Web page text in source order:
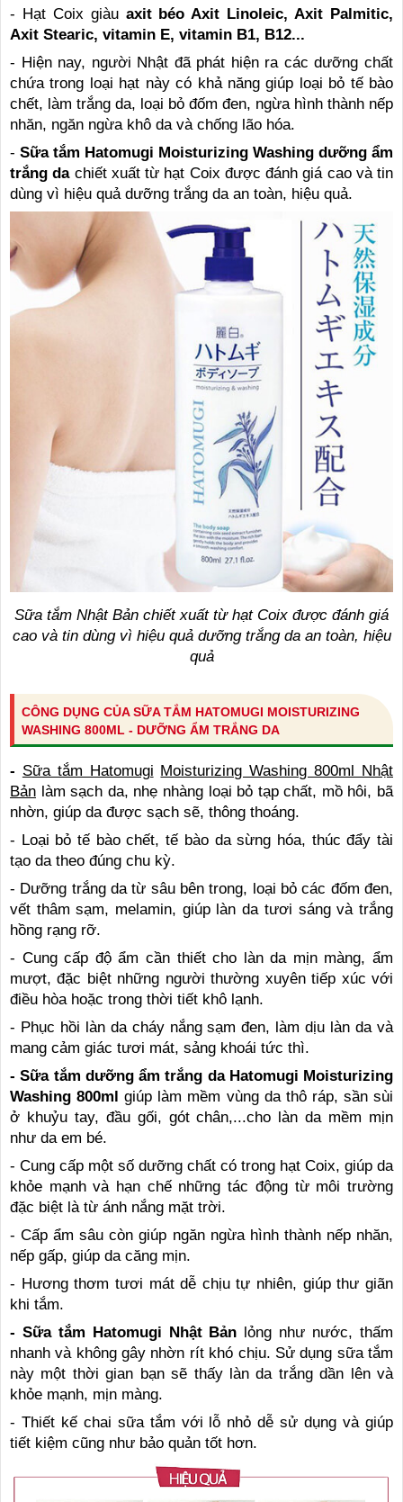
- Hạt Coix giàuaxit béo Axit Linoleic, Axit Palmitic,
Axit Stearic, vitamin E, vitamin B1, B12...
- Hiện nay, người Nhật đã phát hiện ra các dưỡng chất
chứa trong loại hạt này có khả năng giúp loại bỏ tế bào
chết, làm trắng da, loại bỏ đốm đen, ngừa hình thành nếp
nhăn, ngăn ngừa khô da và chống lão hóa.
- Sữa tắm Hatomugi Moisturizing Washing dưỡng ẩm
trắng dachiết xuất từ hạt Coix được đánh giá cao và tin
dùng vì hiệu quả dưỡng trắng da an toàn, hiệu quả.
Sữa tắm Nhật Bản chiết xuất từ hạt Coix được đánh giá
cao và tin dùng vì hiệu quả dưỡng trắng da an toàn, hiệu
quả
CÔNG DỤNG CỦA SỮA TẮM HATOMUGI MOISTURIZING
WASHING 800ML - DƯỠNG ẨM TRẮNG DA
- Sữa tắm Hatomugi Moisturizing Washing 800ml Nhật
Bản làm sạch da, nhẹ nhàng loại bỏ tạp chất, mồ hôi, bã
nhờn, giúp da được sạch sẽ, thông thoáng.
- Loại bỏ tế bào chết, tế bào da sừng hóa, thúc đẩy tài
tạo da theo đúng chu kỳ.
- Dưỡng trắng da từ sâu bên trong, loại bỏ các đốm đen,
vết thâm sạm, melamin, giúp làn da tươi sáng và trắng
hồng rạng rỡ.
- Cung cấp độ ẩm cần thiết cho làn da mịn màng, ẩm
mượt, đặc biệt những người thường xuyên tiếp xúc với
điều hòa hoặc trong thời tiết khô lạnh.
- Phục hồi làn da cháy nắng sạm đen, làm dịu làn da và
mang cảm giác tươi mát, sảng khoái tức thì.
- Sữa tắm dưỡng ẩm trắng da Hatomugi Moisturizing
Washing 800mlgiúp làm mềm vùng da thô ráp, sần sùi
ở khuỷu tay, đầu gối, gót chân,...cho làn da mềm mịn
như da em bé.
- Cung cấp một số dưỡng chất có trong hạt Coix, giúp da
khỏe mạnh và hạn chế những tác động từ môi trường
đặc biệt là từ ánh nắng mặt trời.
- Cấp ẩm sâu còn giúp ngăn ngừa hình thành nếp nhăn,
nếp gấp, giúp da căng mịn.
- Hương thơm tươi mát dễ chịu tự nhiên, giúp thư giãn
khi tắm.
- Sữa tắm Hatomugi Nhật Bản lỏng như nước, thấm
nhanh và không gây nhờn rít khó chịu. Sử dụng sữa tắm
này một thời gian bạn sẽ thấy làn da trắng dần lên và
khỏe mạnh, mịn màng.
- Thiết kế chai sữa tắm với lỗ nhỏ dễ sử dụng và giúp
tiết kiệm cũng như bảo quản tốt hơn.